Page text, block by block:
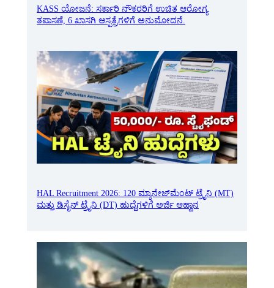
KASS ಯೋಜನೆ: ಸರ್ಕಾರಿ ನೌಕರರಿಗೆ ಉಚಿತ ಆರೋಗ್ಯ
ತಪಾಸಣೆ, 6 ಖಾಸಗಿ ಆಸ್ಪತ್ರೆಗಳಿಗೆ ಅನುಮೋದನೆ.
HAL Recruitment 2026: 120 ಮ್ಯಾನೇಜ್‌ಮೆಂಟ್ ಟ್ರೈನಿ (MT)
ಮತ್ತು ಡಿಸೈನ್ ಟ್ರೈನಿ (DT) ಹುದ್ದೆಗಳಿಗೆ ಅರ್ಜಿ ಆಹ್ವಾನ